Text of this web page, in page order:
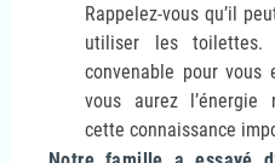
Rappelez-vous qu’il
utiliser les toilettes.
convenable pour
vous aurez l’énergie
cette connaissance